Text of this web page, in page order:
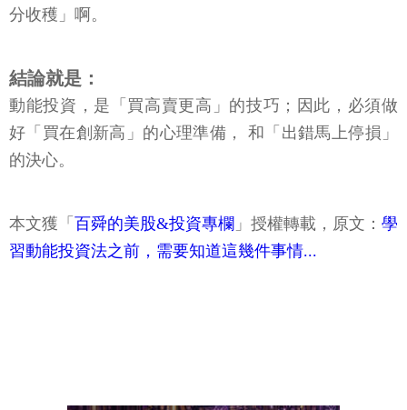
分收穫」啊。
結論就是：
動能投資，是「買高賣更高」的技巧；因此，必須做
好「買在創新高」的心理準備， 和「出錯馬上停損」
的決心。
本文獲「 百舜的美股&投資專欄 」授權轉載，原文： 學
習動能投資法之前，需要知道這幾件事情...